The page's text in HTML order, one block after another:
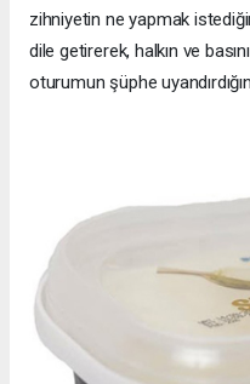
zihniyetin ne yapmak
dile getirerek, halkın ve
oturumun şüphe